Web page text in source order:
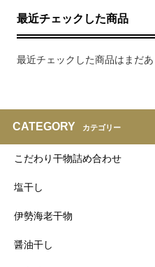
最近チェックした商品
最近チェックした商品はまだあ
CATEGORY カテゴリー
こだわり干物詰め合わせ
塩干し
伊勢海老干物
醤油干し